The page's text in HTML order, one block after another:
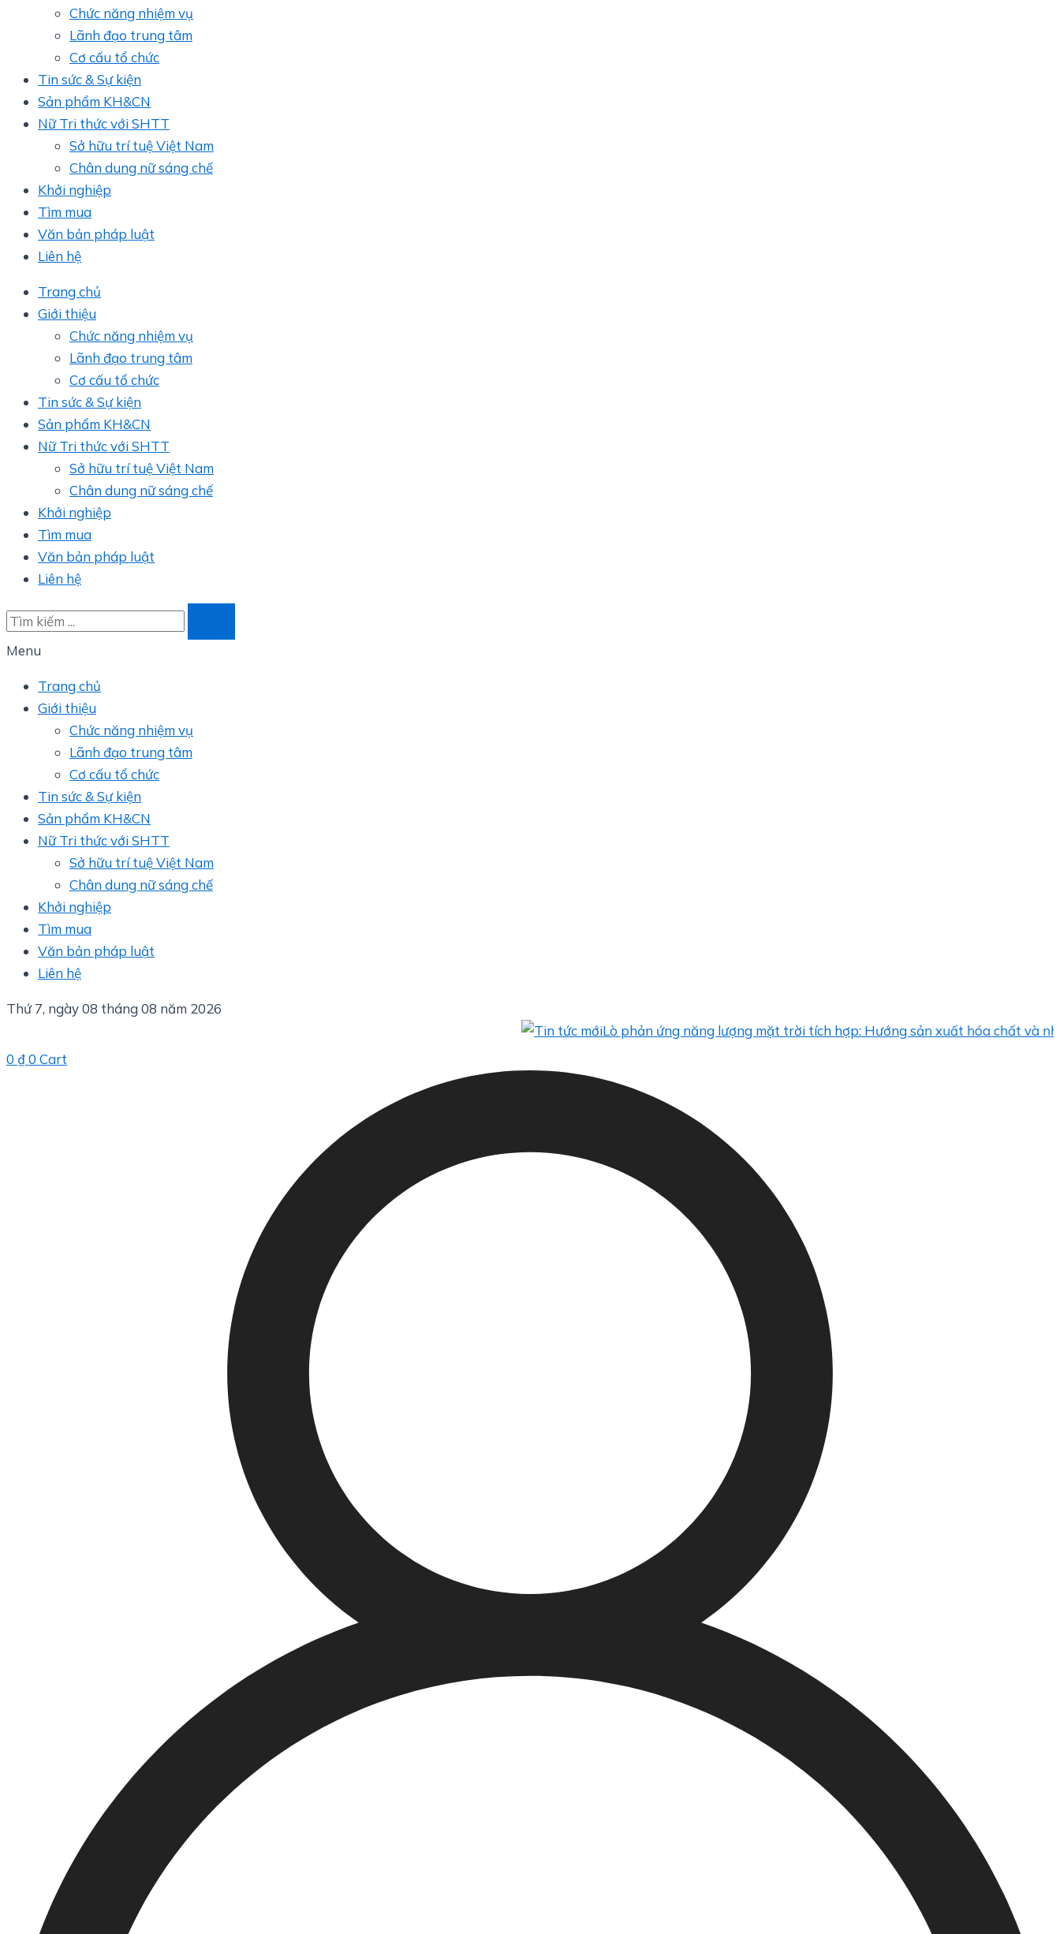
Chức năng nhiệm vụ
Lãnh đạo trung tâm
Cơ cấu tổ chức
Tin sức & Sự kiện
Sản phẩm KH&CN
Nữ Tri thức với SHTT
Sở hữu trí tuệ Việt Nam
Chân dung nữ sáng chế
Khởi nghiệp
Tìm mua
Văn bản pháp luật
Liên hệ
Trang chủ
Giới thiệu
Chức năng nhiệm vụ
Lãnh đạo trung tâm
Cơ cấu tổ chức
Tin sức & Sự kiện
Sản phẩm KH&CN
Nữ Tri thức với SHTT
Sở hữu trí tuệ Việt Nam
Chân dung nữ sáng chế
Khởi nghiệp
Tìm mua
Văn bản pháp luật
Liên hệ
Menu
Trang chủ
Giới thiệu
Chức năng nhiệm vụ
Lãnh đạo trung tâm
Cơ cấu tổ chức
Tin sức & Sự kiện
Sản phẩm KH&CN
Nữ Tri thức với SHTT
Sở hữu trí tuệ Việt Nam
Chân dung nữ sáng chế
Khởi nghiệp
Tìm mua
Văn bản pháp luật
Liên hệ
Thứ 7, ngày 08 tháng 08 năm 2026
Lò phản ứng năng lượng mặt trời tích hợp: Hướng sản xuất hóa chất và nhựa
0 ₫0 Cart